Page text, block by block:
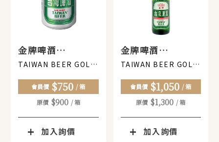
金牌啤酒
330ML(罐裝) x
24罐
TAIWAN BEER GOLD
會員價 $750 / 箱
原價 $900 / 箱
加入詢價
金牌啤酒
330ML(瓶裝) x
24瓶
TAIWAN BEER GOLD
BOTTLE)330ML
會員價 $1,050 / 箱
原價 $1,300 / 箱
加入詢價